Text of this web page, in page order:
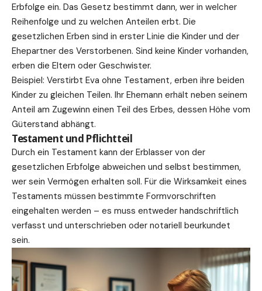
Erbfolge ein. Das Gesetz bestimmt dann, wer in welcher
Reihenfolge und zu welchen Anteilen erbt. Die
gesetzlichen Erben sind in erster Linie die Kinder und der
Ehepartner des Verstorbenen. Sind keine Kinder vorhanden,
erben die Eltern oder Geschwister.
Beispiel: Verstirbt Eva ohne Testament, erben ihre beiden
Kinder zu gleichen Teilen. Ihr Ehemann erhält neben seinem
Anteil am Zugewinn einen Teil des Erbes, dessen Höhe vom
Güterstand abhängt.
Testament und Pflichtteil
Durch ein Testament kann der Erblasser von der
gesetzlichen Erbfolge abweichen und selbst bestimmen,
wer sein Vermögen erhalten soll. Für die Wirksamkeit eines
Testaments müssen bestimmte Formvorschriften
eingehalten werden – es muss entweder handschriftlich
verfasst und unterschrieben oder notariell beurkundet
sein.